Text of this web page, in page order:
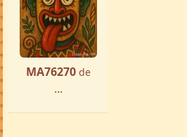
MA76270 de
...